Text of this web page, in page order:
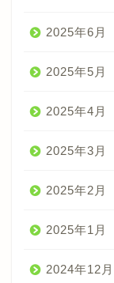
2025年6月
2025年5月
2025年4月
2025年3月
2025年2月
2025年1月
2024年12月